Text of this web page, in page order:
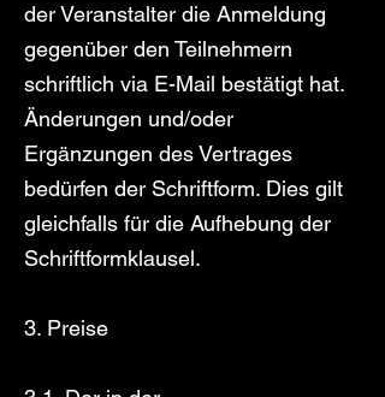
der Veranstalter die Anmeldung
gegenüber den Teilnehmern
schriftlich via E-Mail bestätigt hat.
Änderungen und/oder
Ergänzungen des Vertrages
bedürfen der Schriftform. Dies gilt
gleichfalls für die Aufhebung der
Schriftformklausel.
3. Preise